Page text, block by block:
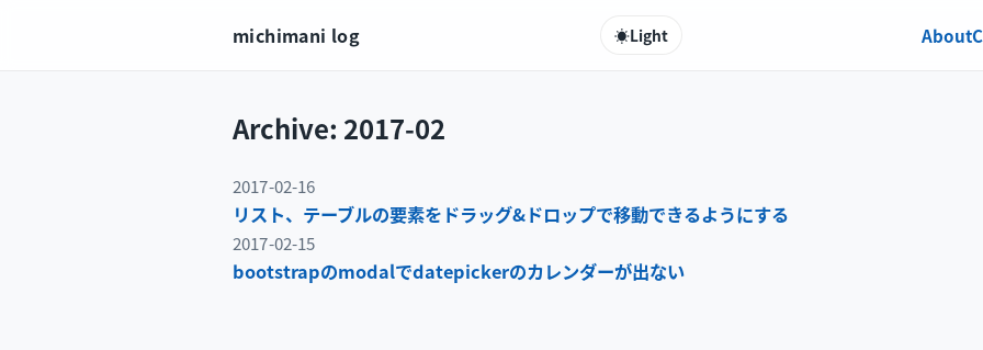
michimani log ☀️Light About
Archive: 2017-02
2017-02-16
リスト、テーブルの要素をドラッグ&ドロップで移動できるようにする
2017-02-15
bootstrapのmodalでdatepickerのカレンダーが出ない